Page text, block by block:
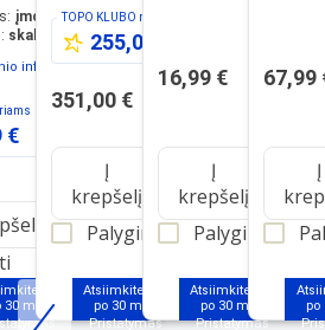
: įmontuojama
: skalbyklė - džiovyklė
informacinis lapas
€
jau
30 min.
TOPO KLUBO nariams
255,00 €
351,00 €
Atsiimkite jau
po 30 min.
Į
krepšelį
Palyginti
16,99 €
Atsiimkite jau
po 30 min.
Į
krepšelį
Palyginti
67,99
po
Į